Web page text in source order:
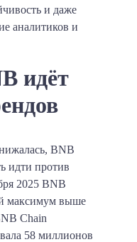
и даже
аналитиков и
идёт
BNB
идти против
2025 BNB
максимум выше
Chain
58 миллионов